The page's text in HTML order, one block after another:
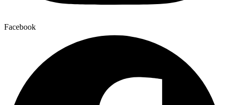
Facebook